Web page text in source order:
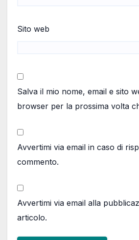
Sito web
Salva il mio nome, email e sito
browser per la prossima volta
Avvertimi via email in caso di
commento.
Avvertimi via email alla
articolo.